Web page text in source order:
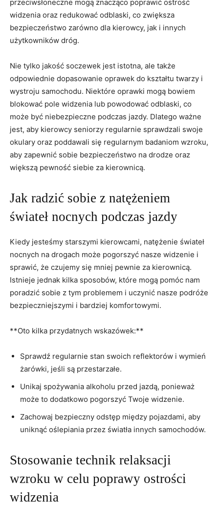
przeciwsłoneczne mogą znacząco poprawić ostrość
widzenia oraz⁤ redukować odblaski, co ‌zwiększa‌
bezpieczeństwo zarówno dla kierowcy, jak i​ innych
użytkowników dróg.
Nie⁤ tylko jakość soczewek⁣ jest ​istotna,⁤ ale także
odpowiednie dopasowanie ⁣oprawek do kształtu ​twarzy i
wystroju samochodu. ​Niektóre oprawki mogą​ bowiem
blokować pole widzenia lub powodować odblaski, co
może ‍być niebezpieczne podczas ⁤jazdy.⁢ Dlatego ważne
jest, aby kierowcy seniorzy regularnie sprawdzali swoje
okulary oraz poddawali się regularnym ⁤badaniom wzroku,
aby zapewnić ‍sobie bezpieczeństwo na ​drodze‌ oraz
większą pewność siebie za⁢ kierownicą.
Jak radzić ⁣sobie ⁢z natężeniem
świateł nocnych ‌podczas jazdy
Kiedy jesteśmy starszymi kierowcami, natężenie świateł
⁣nocnych na drogach może ⁣pogorszyć nasze widzenie i
sprawić, że czujemy się ⁣mniej pewnie za kierownicą.
Istnieje jednak kilka sposobów, które ⁣mogą pomóc nam
poradzić ‌sobie z tym ‍problemem i uczynić nasze podróże
bezpieczniejszymi ‌i⁢ bardziej komfortowymi.
**Oto kilka przydatnych wskazówek:**
Sprawdź ⁢regularnie stan ⁢swoich reflektorów i wymień
⁣żarówki,‍ jeśli są przestarzałe.
Unikaj spożywania alkoholu przed jazdą, ​ponieważ
może to dodatkowo ⁤pogorszyć Twoje widzenie.
Zachowaj bezpieczny odstęp między pojazdami, ​aby
uniknąć oślepiania przez światła innych ⁤samochodów.
Stosowanie⁣ technik​ relaksacji
wzroku w celu poprawy​ ostrości
widzenia